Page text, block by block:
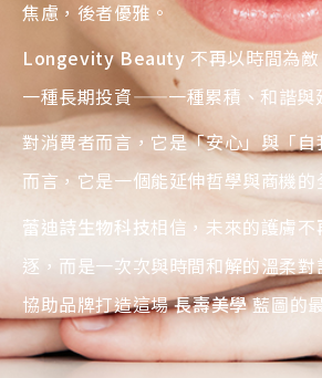
焦慮，後者優雅。
Longevity Beauty 不再以時間為
一種長期投資——一種累積、和諧與
對消費者而言，它是「安心」與「
而言，它是一個能延伸哲學與商機的
蕾迪詩生物科技相信，未來的護膚
逐，而是一次次與時間和解的溫柔
協助品牌打造這場長壽美學藍圖的